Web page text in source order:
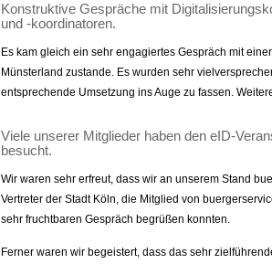
Konstruktive Gespräche mit
und -koordinatoren.
Es kam gleich ein sehr engagiertes Gespräch mit
Münsterland zustande. Es wurden sehr
entsprechende Umsetzung ins Auge zu fassen.
Viele unserer Mitglieder haben den eID-
besucht.
Wir waren sehr erfreut, dass wir an unserem Stand
Vertreter der Stadt Köln, die Mitglied von
sehr fruchtbaren Gespräch begrüßen konnten.
Ferner waren wir begeistert, dass das sehr